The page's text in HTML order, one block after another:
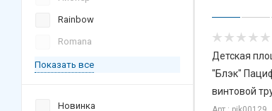
Детская
"Блэк"
винтовой
Rainbow
Romana
Показать все
Новинка